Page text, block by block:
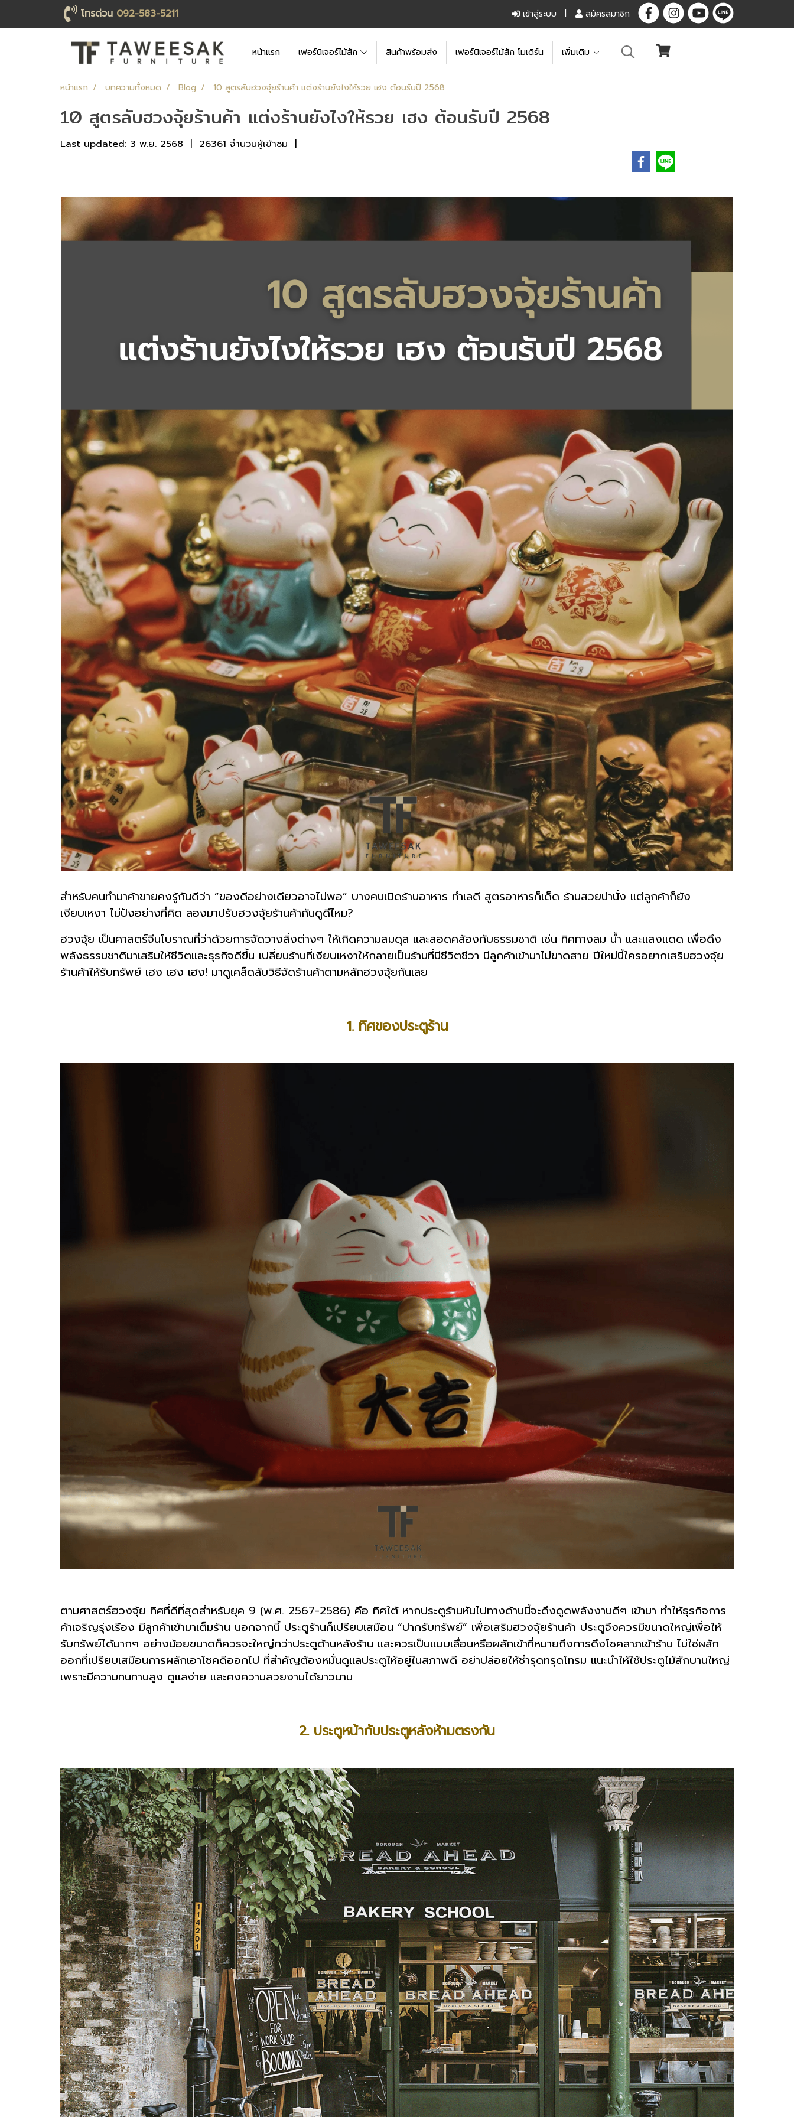
โทรด่วน 092-583-5211 เข้าสู่ระบบ สมัครสมาชิก
หน้าแรก เฟอร์นิเจอร์ไม้สัก สินค้าพร้อมส่ง เฟอร์นิเจอร์ไม้สัก โมเดิร์น เพิ่มเติม
หน้าแรก บทความทั้งหมด Blog 10 สูตรลับฮวงจุ้ยร้านค้า แต่งร้านยังไงให้รวย เฮง ต้อนรับปี 2568
10 สูตรลับฮวงจุ้ยร้านค้า แต่งร้านยังไงให้รวย เฮง ต้อนรับปี 2568
Last updated: 3 พ.ย. 2568 | 26361 จำนวนผู้เข้าชม |
สำหรับคนทำมาค้าขายคงรู้กันดีว่า “ของดีอย่างเดียวอาจไม่พอ” บางคนเปิดร้านอาหาร ทำเลดี สูตรอาหารก็เด็ด ร้านสวยน่านั่ง แต่ลูกค้าก็ยัง
เงียบเหงา ไม่ปังอย่างที่คิด ลองมาปรับฮวงจุ้ยร้านค้ากันดูดีไหม?
ฮวงจุ้ย เป็นศาสตร์จีนโบราณที่ว่าด้วยการจัดวางสิ่งต่างๆ ให้เกิดความสมดุล และสอดคล้องกับธรรมชาติ เช่น ทิศทางลม น้ำ และแสงแดด เพื่อดึง
พลังธรรมชาติมาเสริมให้ชีวิตและธุรกิจดีขึ้น เปลี่ยนร้านที่เงียบเหงาให้กลายเป็นร้านที่มีชีวิตชีวา มีลูกค้าเข้ามาไม่ขาดสาย ปีใหม่นี้ใครอยากเสริมฮวงจุ้ย
ร้านค้าให้รับทรัพย์ เฮง เฮง เฮง! มาดูเคล็ดลับวิธีจัดร้านค้าตามหลักฮวงจุ้ยกันเลย
1. ทิศของประตูร้าน
ตามศาสตร์ฮวงจุ้ย ทิศที่ดีที่สุดสำหรับยุค 9 (พ.ศ. 2567-2586) คือ ทิศใต้ หากประตูร้านหันไปทางด้านนี้จะดึงดูดพลังงานดีๆ เข้ามา ทำให้ธุรกิจการ
ค้าเจริญรุ่งเรือง มีลูกค้าเข้ามาเต็มร้าน นอกจากนี้ ประตูร้านก็เปรียบเสมือน “ปากรับทรัพย์” เพื่อเสริมฮวงจุ้ยร้านค้า ประตูจึงควรมีขนาดใหญ่เพื่อให้
รับทรัพย์ได้มากๆ อย่างน้อยขนาดก็ควรจะใหญ่กว่าประตูด้านหลังร้าน และควรเป็นแบบเลื่อนหรือผลักเข้าที่หมายถึงการดึงโชคลาภเข้าร้าน ไม่ใช่ผลัก
ออกที่เปรียบเสมือนการผลักเอาโชคดีออกไป ที่สำคัญต้องหมั่นดูแลประตูให้อยู่ในสภาพดี อย่าปล่อยให้ชำรุดทรุดโทรม แนะนำให้ใช้ประตูไม้สักบานใหญ่
เพราะมีความทนทานสูง ดูแลง่าย และคงความสวยงามได้ยาวนาน
2. ประตูหน้ากับประตูหลังห้ามตรงกัน